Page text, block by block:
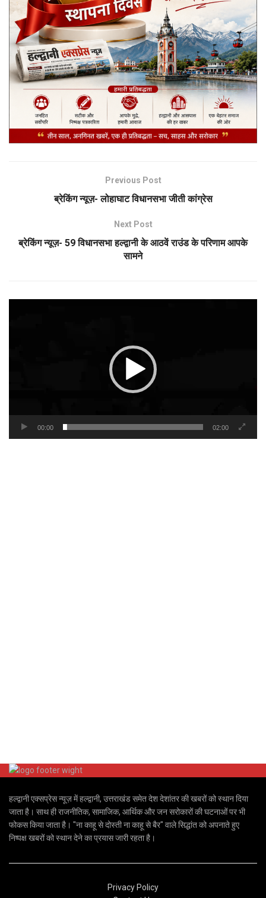
Previous Post
ब्रेकिंग न्यूज़- लोहाघाट विधानसभा जीती कांग्रेस
Next Post
ब्रेकिंग न्यूज़- 59 विधानसभा हल्द्वानी के आठवें राउंड के परिणाम आपके
सामने
00:00 02:00
हल्द्वानी एक्सप्रेस न्यूज़ में हल्द्वानी, उत्तराखंड समेत देश देशांतर की खबरों को स्थान दिया
जाता है। साथ ही राजनीतिक, सामाजिक, आर्थिक और जन सरोकारों की घटनाओं पर भी
फोकस किया जाता है। "ना काहू से दोस्ती ना काहू से बैर" वाले सिद्धांत को अपनाते हुए
निष्पक्ष खबरों को स्थान देने का प्रयास जारी रहता है।
Privacy Policy